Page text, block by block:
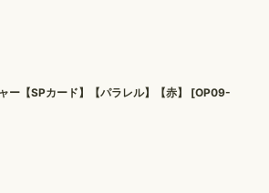
ー【SPカード】【パラレル】【赤】 [OP09-